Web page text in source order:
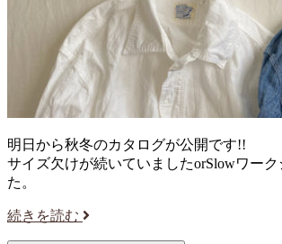
明日から秋冬のカタログが公開です!!
サイズ欠けが続いていましたorSlowワー
た。
続きを読む